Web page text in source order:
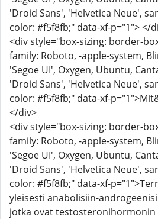
'Droid Sans', 'Helvetica Neue',
color: #f5f8fb;" data-xf-p="1"> </
<div style="box-sizing: border-
family: Roboto, -apple-system,
'Segoe UI', Oxygen, Ubuntu,
'Droid Sans', 'Helvetica Neue',
color: #f5f8fb;" data-xf-
</div>
<div style="box-sizing: border-
family: Roboto, -apple-system,
'Segoe UI', Oxygen, Ubuntu,
'Droid Sans', 'Helvetica Neue',
color: #f5f8fb;" data-xf-
yleisesti anabolisiin-
jotka ovat